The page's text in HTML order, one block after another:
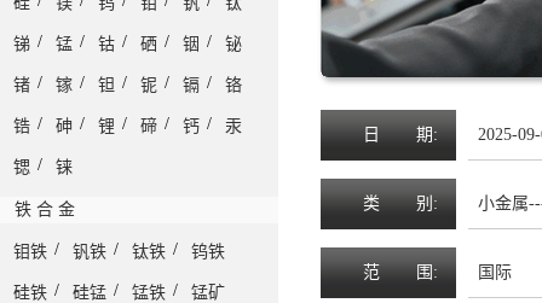
锑 / 锰 / 钴 / 硒 / 铟 / 铋
锗 / 镓 / 钽 / 铌 / 镉 / 铬
锆 / 砷 / 锂 / 碲 / 钙 / 汞
锶 / 铼
铁 合 金
钼铁 / 钒铁 / 钛铁 / 钨铁
硅铁 / 硅锰 / 锰铁 / 锰矿
日 期: 2025-
类 别: 小金属
范 围 : 国际